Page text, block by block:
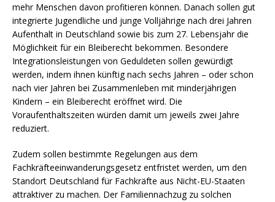
mehr Menschen davon profitieren können. Danach sollen gut
integrierte Jugendliche und junge Volljährige nach drei Jahren
Aufenthalt in Deutschland sowie bis zum 27. Lebensjahr die
Möglichkeit für ein Bleiberecht bekommen. Besondere
Integrationsleistungen von Geduldeten sollen gewürdigt
werden, indem ihnen künftig nach sechs Jahren – oder schon
nach vier Jahren bei Zusammenleben mit minderjährigen
Kindern – ein Bleiberecht eröffnet wird. Die
Voraufenthaltszeiten würden damit um jeweils zwei Jahre
reduziert.
Zudem sollen bestimmte Regelungen aus dem
Fachkräfteeinwanderungsgesetz entfristet werden, um den
Standort Deutschland für Fachkräfte aus Nicht-EU-Staaten
attraktiver zu machen. Der Familiennachzug zu solchen